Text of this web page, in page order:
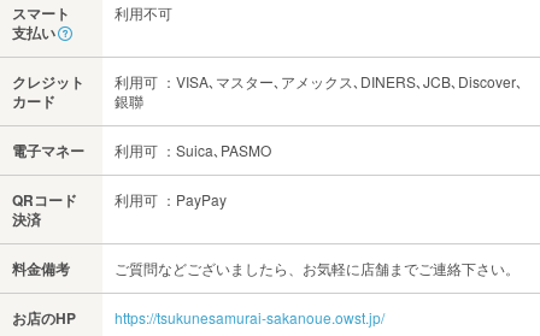
スマート
支払い
利用不可
クレジット
カード
利用可 ：VISA､マスター､アメックス､DINERS､JCB､Discover､
銀聯
電子マネー 利用可 ：Suica､PASMO
QRコード
決済
利用可 ：PayPay
料金備考 ご質問などございましたら、お気軽に店舗までご連絡下さい。
お店のHP https://tsukunesamurai-sakanoue.owst.jp/